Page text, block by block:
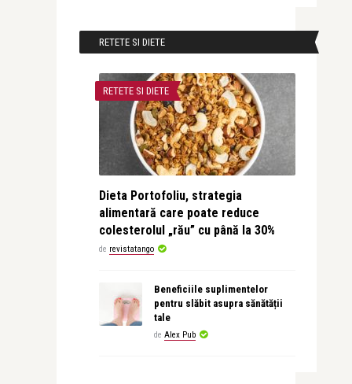
RETETE SI DIETE
RETETE SI DIETE
Dieta Portofoliu, strategia
alimentară care poate reduce
colesterolul „rău” cu până la 30%
de revistatango
Beneficiile suplimentelor
pentru slăbit asupra sănătății
tale
de Alex Pub